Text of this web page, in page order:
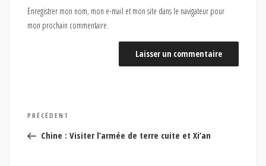
Enregistrer mon nom, mon e-mail et mon site dans le navigateur pour
mon prochain commentaire.
Navigation
de
Article
précédent
PRÉCÉDENT
Chine : Visiter l’armée de terre cuite et Xi’an